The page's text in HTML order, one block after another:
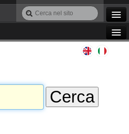
Cerca
nel
Ricerca